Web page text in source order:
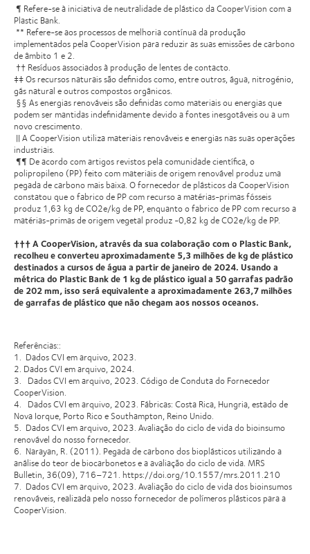
¶ Refere-se à iniciativa de neutralidade de plástico da CooperVision com a
Plastic Bank.
** Refere-se aos processos de melhoria contínua da produção
implementados pela CooperVision para reduzir as suas emissões de carbono
de âmbito 1 e 2.
†† Resíduos associados à produção de lentes de contacto.
‡‡ Os recursos naturais são definidos como, entre outros, água, nitrogénio,
gás natural e outros compostos orgânicos.
§§ As energias renováveis são definidas como materiais ou energias que
podem ser mantidas indefinidamente devido a fontes inesgotáveis ou a um
novo crescimento.
|| A CooperVision utiliza materiais renováveis e energias nas suas operações
industriais.
¶¶ De acordo com artigos revistos pela comunidade científica, o
polipropileno (PP) feito com materiais de origem renovável produz uma
pegada de carbono mais baixa. O fornecedor de plásticos da CooperVision
constatou que o fabrico de PP com recurso a matérias-primas fósseis
produz 1,63 kg de CO2e/kg de PP, enquanto o fabrico de PP com recurso a
matérias-primas de origem vegetal produz -0,82 kg de CO2e/kg de PP.
††† A CooperVision, através da sua colaboração com o Plastic Bank,
recolheu e converteu aproximadamente 5,3 milhões de kg de plástico
destinados a cursos de água a partir de janeiro de 2024. Usando a
métrica do Plastic Bank de 1 kg de plástico igual a 50 garrafas padrão
de 202 mm, isso será equivalente a aproximadamente 263,7 milhões
de garrafas de plástico que não chegam aos nossos oceanos.
Referências::
1. Dados CVI em arquivo, 2023.
2. Dados CVI em arquivo, 2024.
3. Dados CVI em arquivo, 2023. Código de Conduta do Fornecedor
CooperVision.
4. Dados CVI em arquivo, 2023. Fábricas: Costa Rica, Hungria, estado de
Nova Iorque, Porto Rico e Southampton, Reino Unido.
5. Dados CVI em arquivo, 2023. Avaliação do ciclo de vida do bioinsumo
renovável do nosso fornecedor.
6. Narayan, R. (2011). Pegada de carbono dos bioplásticos utilizando a
análise do teor de biocarbonetos e a avaliação do ciclo de vida. MRS
Bulletin, 36(09), 716–721. https://doi.org/10.1557/mrs.2011.210
7. Dados CVI em arquivo, 2023. Avaliação do ciclo de vida dos bioinsumos
renováveis, realizada pelo nosso fornecedor de polímeros plásticos para a
CooperVision.